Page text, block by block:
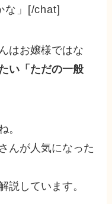
」
[/chat]
はお嬢様ではな
い「ただの一般
。
んが人気になった
説しています。